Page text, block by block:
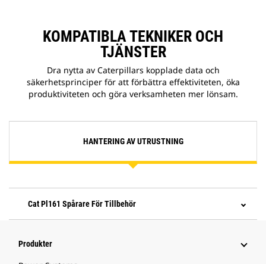
KOMPATIBLA TEKNIKER OCH
TJÄNSTER
Dra nytta av Caterpillars kopplade data och
säkerhetsprinciper för att förbättra effektiviteten, öka
produktiviteten och göra verksamheten mer lönsam.
HANTERING AV UTRUSTNING
Cat Pl161 Spårare För Tillbehör
Produkter